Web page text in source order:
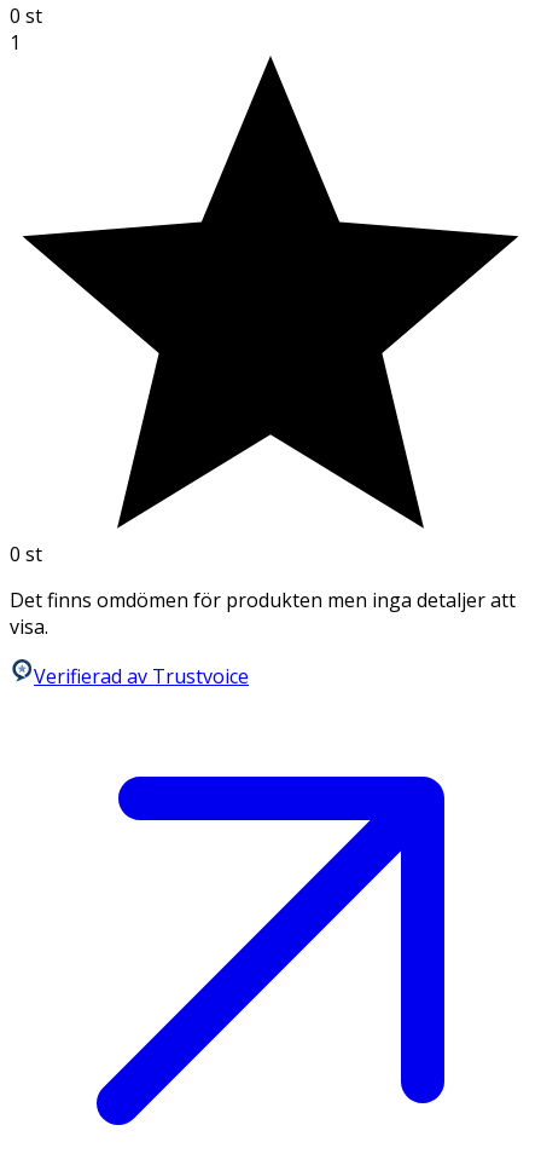
0 st
1
0 st
Det finns omdömen för produkten men inga detaljer att
visa.
Verifierad av Trustvoice